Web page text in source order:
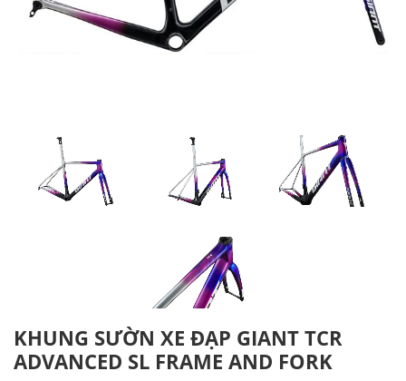
KHUNG SƯỜN XE ĐẠP GIANT TCR
ADVANCED SL FRAME AND FORK